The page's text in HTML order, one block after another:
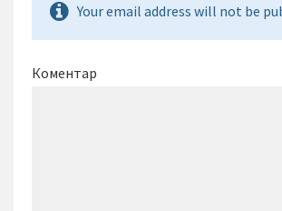
Your email address will not be
Коментар